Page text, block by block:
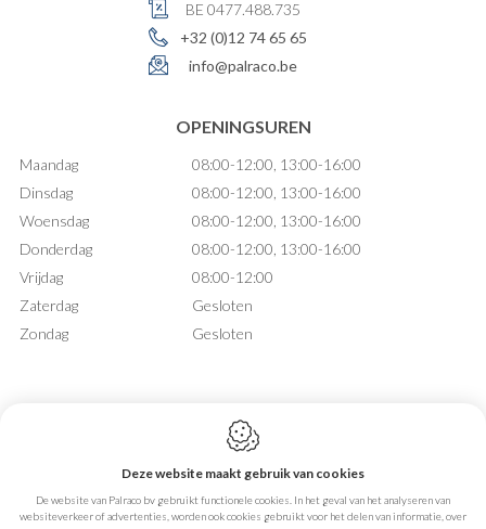
BE 0477.488.735
+32 (0)12 74 65 65
info@palraco.be
OPENINGSUREN
Maandag
08:00-12:00, 13:00-16:00
Dinsdag
08:00-12:00, 13:00-16:00
Woensdag
08:00-12:00, 13:00-16:00
Donderdag
08:00-12:00, 13:00-16:00
Vrijdag
08:00-12:00
Zaterdag
Gesloten
Zondag
Gesloten
Webdesign by IDcreation 2026
Cookie policy
Deze website maakt gebruik van cookies
De website van Palraco bv gebruikt functionele cookies. In het geval van het analyseren van
websiteverkeer of advertenties, worden ook cookies gebruikt voor het delen van informatie, over